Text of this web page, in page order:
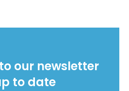
our newsletter
to date